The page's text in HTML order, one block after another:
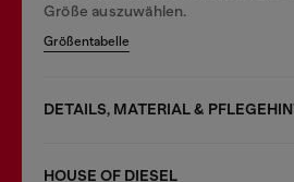
Größe auszuwählen.
Größentabelle
DETAILS, MATERIAL &
HOUSE OF DIESEL